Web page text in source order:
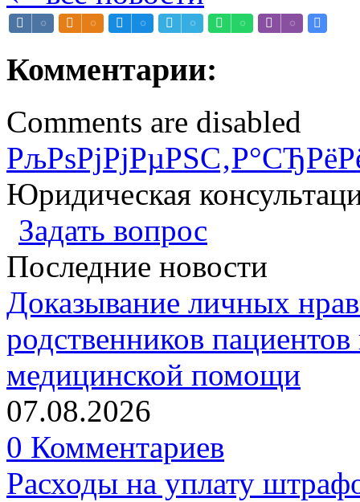
Комментарии:
Comments are disabled
Юридическая
Задать вопрос
Последние новости
Доказывание личных
родственников
медицинской помощи
07.08.2026
0 Комментариев
Расходы на уплату